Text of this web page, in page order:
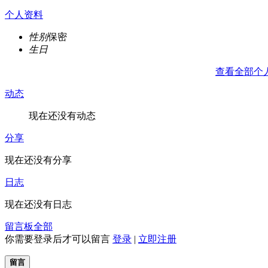
个人资料
性别保密
生日
查看全部个
动态
现在还没有动态
分享
现在还没有分享
日志
现在还没有日志
留言板全部
你需要登录后才可以留言 登录 | 立即注册
留言